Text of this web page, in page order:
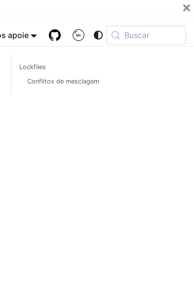
apoie Buscar
Lockfiles
Conflitos de mesclagem